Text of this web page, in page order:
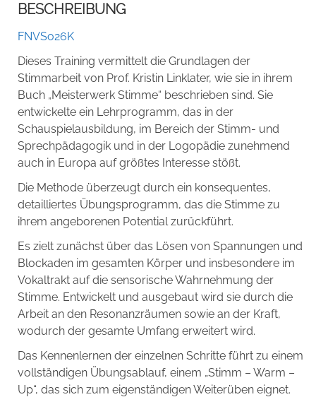
BESCHREIBUNG
FNVSo26K
Dieses Training vermittelt die Grundlagen der
Stimmarbeit von Prof. Kristin Linklater, wie sie in ihrem
Buch „Meisterwerk Stimme“ beschrieben sind. Sie
entwickelte ein Lehrprogramm, das in der
Schauspielausbildung, im Bereich der Stimm- und
Sprechpädagogik und in der Logopädie zunehmend
auch in Europa auf größtes Interesse stößt.
Die Methode überzeugt durch ein konsequentes,
detailliertes Übungsprogramm, das die Stimme zu
ihrem angeborenen Potential zurückführt.
Es zielt zunächst über das Lösen von Spannungen und
Blockaden im gesamten Körper und insbesondere im
Vokaltrakt auf die sensorische Wahrnehmung der
Stimme. Entwickelt und ausgebaut wird sie durch die
Arbeit an den Resonanzräumen sowie an der Kraft,
wodurch der gesamte Umfang erweitert wird.
Das Kennenlernen der einzelnen Schritte führt zu einem
vollständigen Übungsablauf, einem „Stimm – Warm –
Up“, das sich zum eigenständigen Weiterüben eignet.